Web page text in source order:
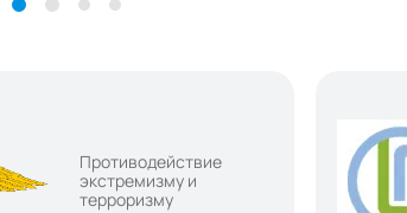
Противодействие
экстремизму и
терроризму